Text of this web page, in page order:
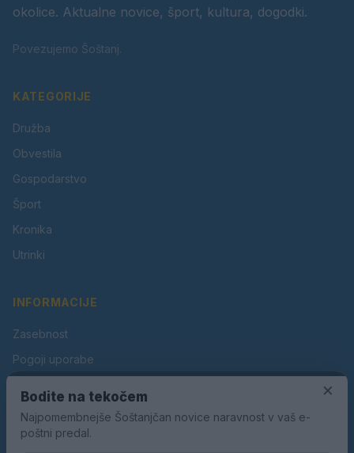
okolice. Aktualne novice, šport, kultura, dogodki.
Povezujemo Šoštanj.
KATEGORIJE
Družba
Obvestila
Gospodarstvo
Šport
Kronika
Utrinki
INFORMACIJE
Zasebnost
Pogoji uporabe
Oglaševanje
Kontakt
×
Bodite na tekočem
Najpomembnejše Šoštanjčan novice naravnost v vaš e-
poštni predal.